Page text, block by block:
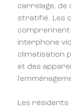
carrelage, de
stratifié. Les
comprennent
interphone
climatisation
et des
Les résidents